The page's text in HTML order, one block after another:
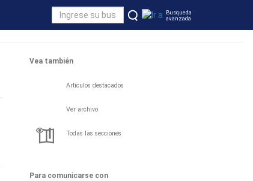
Busqueda
avanzada
Vea también
Artículos destacados
Ver archivo
Todas las secciones
Para comunicarse con